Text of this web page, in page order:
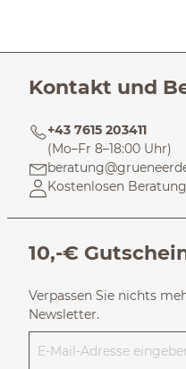
Kontakt und
+43 7615 203411
(Mo–Fr 8–18:00 Uhr)
Kostenlosen
10,-€
Verpassen Sie nichts
Newsletter.